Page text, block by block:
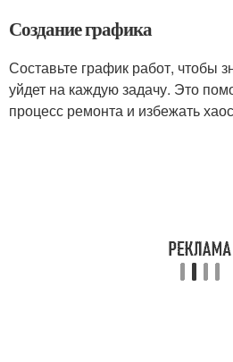
Создание графика
Составьте график работ, чтобы
уйдет на каждую задачу. Это
процесс ремонта и избежать